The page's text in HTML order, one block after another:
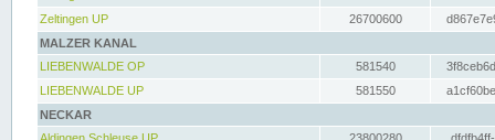
Zeltingen UP
26700600
MALZER KANAL
LIEBENWALDE OP
581540
LIEBENWALDE UP
581550
NECKAR